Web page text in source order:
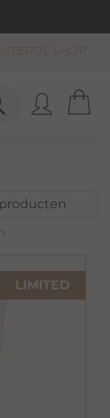
SHOP
LIMITED